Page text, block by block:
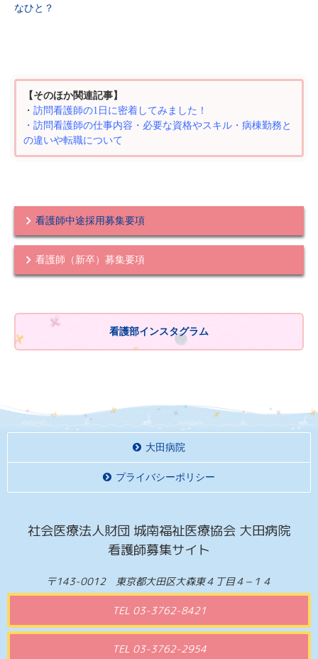
なひと？
【そのほか関連記事】
・ 訪問看護師の1日に密着してみました！
・ 訪問看護師の仕事内容・必要な資格やスキル・病棟勤務と
の違いや転職について
看護師中途採用募集要項
看護師（新卒）募集要項
看護部インスタグラム
大田病院
プライバシーポリシー
社会医療法人財団 城南福祉医療協会 大田病院
看護師募集サイト
〒143-0012 東京都大田区大森東４丁目４−１４
TEL 03-3762-8421
TEL 03-3762-2954